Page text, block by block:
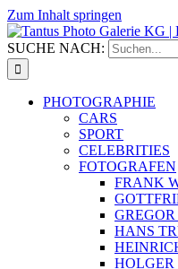
Zum Inhalt springen
SUCHE NACH:
PHOTOGRAPHIE
CARS
SPORT
CELEBRITIES
FOTOGRAFEN
FRANK
HANS
HOLGER